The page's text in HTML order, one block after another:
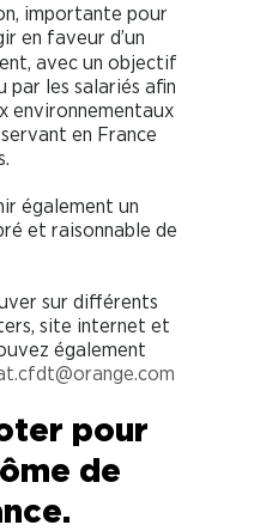
importante pour
en faveur d’un
avec un objectif
par les salariés afin
environnementaux
en France
également un
et raisonnable de
sur différents
site internet et
également
pour
de